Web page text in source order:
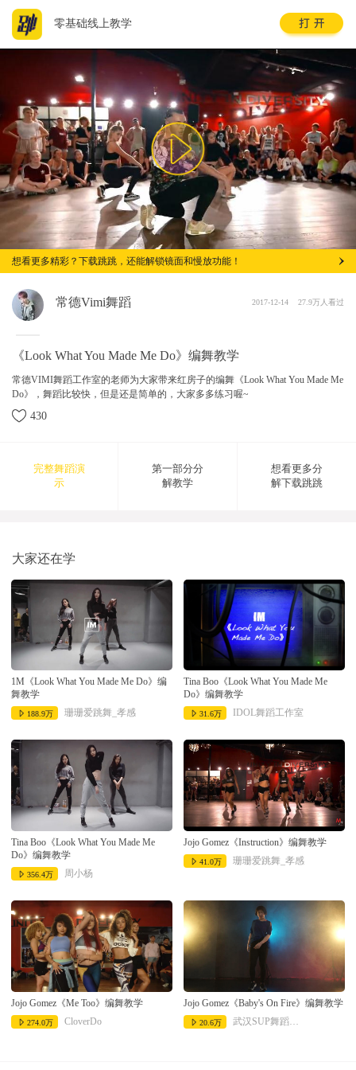
零基础线上教学
想看更多精彩？下载跳跳，还能解锁镜面和慢放功能！
常德Vimi舞蹈 2017-12-14 27.9万人看过
《Look What You Made Me Do》编舞教学
常德VIMI舞蹈工作室的老师为大家带来红房子的编舞《Look What You Made Me
Do》，舞蹈比较快，但是还是简单的，大家多多练习喔~
430
完整舞蹈演
示
第一部分分
解教学
想看更多分
解下载跳跳
大家还在学
1M《Look What You Made Me Do》编
舞教学
188.9万 珊珊爱跳舞_孝感
Tina Boo《Look What You Made Me
Do》编舞教学
31.6万 IDOL舞蹈工作室
Tina Boo《Look What You Made Me
Do》编舞教学
356.4万 周小杨
Jojo Gomez《Instruction》编舞教学
41.0万 珊珊爱跳舞_孝感
Jojo Gomez《Me Too》编舞教学
274.0万 CloverDo
Jojo Gomez《Baby's On Fire》编舞教学
20.6万